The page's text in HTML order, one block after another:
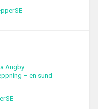
Ängby
– en sund